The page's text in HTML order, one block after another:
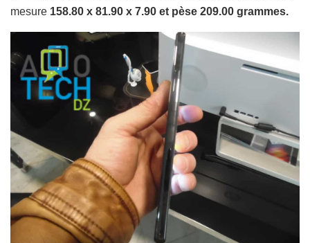
mesure 158.80 x 81.90 x 7.90 et pèse 209.00 grammes.